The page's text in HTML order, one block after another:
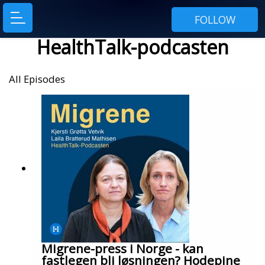
FOLLOW
HealthTalk-podcasten
All Episodes
Migrene-press i Norge - kan
fastlegen bli løsningen? Hodepine